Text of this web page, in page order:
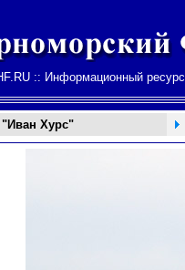
:: Информационный ресурс
"Иван Хурс"